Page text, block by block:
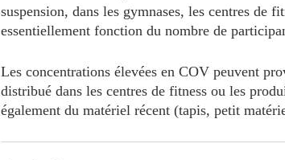
suspension, dans les gymnases, les centres de
essentiellement fonction du nombre de
Les concentrations élevées en COV peuvent
distribué dans les centres de fitness ou les
également du matériel récent (tapis, petit